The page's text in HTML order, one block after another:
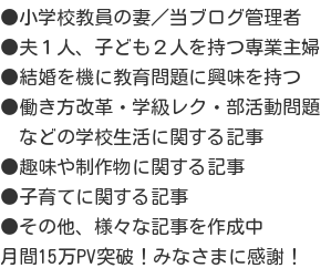
●小学校教員の妻／当ブログ管理者
●夫１人、子ども２人を持つ専業主婦
●結婚を機に教育問題に興味を持つ
●働き方改革・学級レク・部活動問題
などの学校生活に関する記事
●趣味や制作物に関する記事
●子育てに関する記事
●その他、様々な記事を作成中
月間15万PV突破！みなさまに感謝！